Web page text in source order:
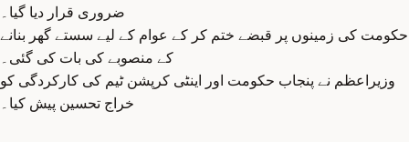
ضروری قرار دیا گیا۔
حکومت کی زمینوں پر قبضے ختم کر کے عوام کے لیے سستے گھر بنانے
کے منصوبے کی بات کی گئی۔
وزیراعظم نے پنجاب حکومت اور اینٹی کرپشن ٹیم کی کارکردگی کو
خراج تحسین پیش کیا۔